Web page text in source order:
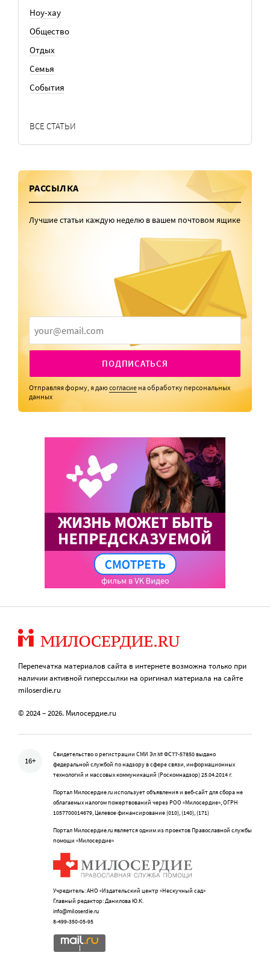
Ноу-хау
Общество
Отдых
Семья
События
ВСЕ СТАТЬИ
РАССЫЛКА
Лучшие статьи каждую неделю в вашем почтовом ящике
ПОДПИСАТЬСЯ
Отправляя форму, я даюсогласие на обработку персональных
данных
Перепечатка материалов сайта в интернете возможна только при
наличии активной гиперссылки на оригинал материала на сайте
miloserdie.ru
© 2024 – 2026. Милосердие.ru
16+
Свидетельство о регистрации СМИ Эл № ФС77-57850 выдано
федеральной службой по надзору в сфере связи, информационных
технологий и массовых коммуникаций (Роскомнадзор) 25.04.2014 г.
Портал Милосердие.ru использует объявления и веб-сайт для сбора не
облагаемых налогом пожертвований через РОО «Милосердие», ОГРН
1057700014679, Целевое финансирование (010), (140), (171)
Портал Милосердие.ru является одним из проектов Православной службы
помощи «Милосердие»
Учредитель: АНО «Издательский центр «Нескучный сад»
Главный редактор: Данилова Ю.К.
info@miloserdie.ru
8-499-350-05-95